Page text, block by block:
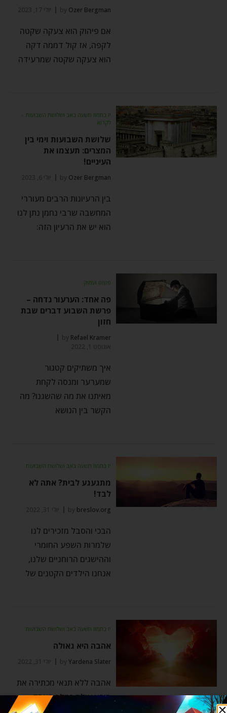
by Ozer Bergman יולי 17, 2023
אם פיהוק הוא צעקה שקטה
לקפה, אז קול דממה דקה
הוא צעקה שקטה שמרעידה
יז בתמוז תשעה באב ושלושת השבועות ⬦
לקרוא
שלושת השבועות וימי בין
המצרים: תעצמו את
העיניים!
by Ozer Bergman יולי 6, 2023
בין הרעיונות הרבים מעוררי
המחשבה שרבי נחמן נתן לנו
הוא יש את הרעיון הזה:
פשוט ועמוק
פה אחד: הערעור נדחה –
פרשת השבוע דברים שבת
חזון
by Refael Kramer
אוגוסט 1, 2022
איך משתיקים קטגור
שמערער ומנסה לקחת
מאיתנו את מה שהשגנו? מה
הקשר בין הנושא
יז בתמוז תשעה באב ושלושת השבועות
מתגעגע לבית? אתה לא
לבד!
by breslov.org יולי 31, 2022
הבכי והסבל מזכירים לנו
שלמרות השפע החומרי
וההישגים הרוחניים שלנו,
אנחנו הילדים הקטנים של
יז בתמוז תשעה באב ושלושת השבועות
אהבה היא גאולה
byYardena Slater יולי 31, 2022
אהבה ללא תנאי מכתירה את
בורא עולם כמלך האחד